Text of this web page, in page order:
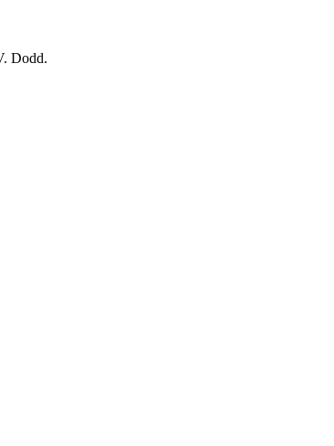
Dodd.